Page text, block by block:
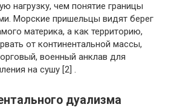
нагрузку, чем понятие границы
Морские пришельцы видят берег
материка, а как территорию,
от континентальной массы,
военный анклав для
на сушу [2] .
дуализма